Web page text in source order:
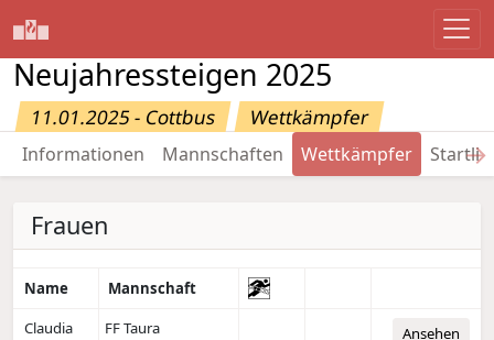
Neujahressteigen 2025
11.01.2025 - Cottbus Wettkämpfer
Informationen Mannschaften Wettkämpfer →
Frauen
Name
Mannschaft
Claudia
FF Taura Ansehen